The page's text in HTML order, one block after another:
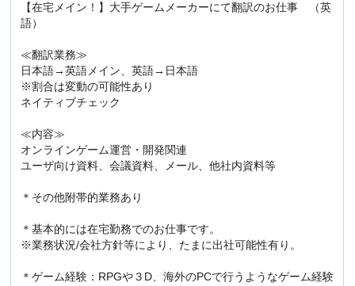
【在宅メイン！】大手ゲームメーカーにて翻訳のお仕事 （英
語）
≪翻訳業務≫
日本語→英語メイン、英語→日本語
※割合は変動の可能性あり
ネイティブチェック
≪内容≫
オンラインゲーム運営・開発関連
ユーザ向け資料、会議資料、メール、他社内資料等
＊その他附帯的業務あり
＊基本的には在宅勤務でのお仕事です。
※業務状況/会社方針等により、たまに出社可能性有り。
＊ゲーム経験：RPGや３D、海外のPCで行うようなゲーム経験